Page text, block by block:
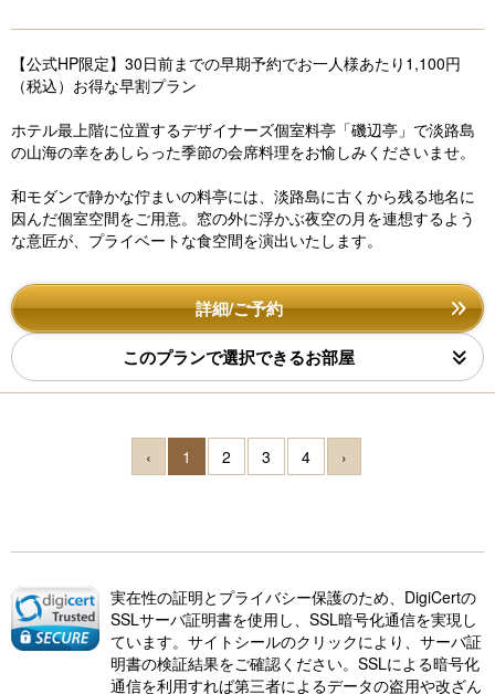
【公式HP限定】30日前までの早期予約でお一人様あたり1,100円
（税込）お得な早割プラン
ホテル最上階に位置するデザイナーズ個室料亭「磯辺亭」で淡路島
の山海の幸をあしらった季節の会席料理をお愉しみくださいませ。
和モダンで静かな佇まいの料亭には、淡路島に古くから残る地名に
因んだ個室空間をご用意。窓の外に浮かぶ夜空の月を連想するよう
な意匠が、プライベートな食空間を演出いたします。
詳細/ご予約
このプランで選択できるお部屋
‹ 1 2 3 4 ›
実在性の証明とプライバシー保護のため、DigiCertの
SSLサーバ証明書を使用し、SSL暗号化通信を実現し
ています。サイトシールのクリックにより、サーバ証
明書の検証結果をご確認ください。SSLによる暗号化
通信を利用すれば第三者によるデータの盗用や改ざん